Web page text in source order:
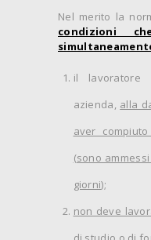
Nel merito la
condizioni
il
azienda, alla
aver
(sono
giorni);
non deve